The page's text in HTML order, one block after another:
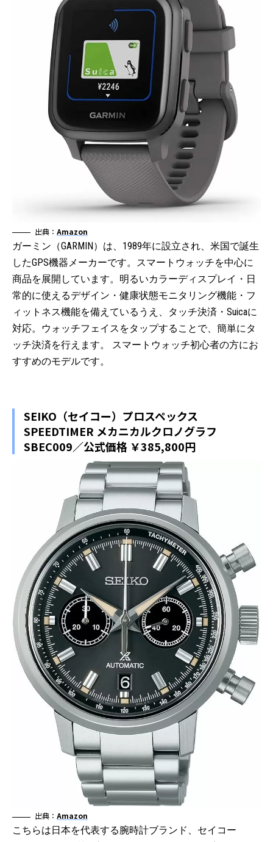
出典： Amazon
ガーミン（GARMIN）は、1989年に設立され、米国で誕生
したGPS機器メーカーです。スマートウォッチを中心に
商品を展開しています。明るいカラーディスプレイ・日
常的に使えるデザイン・健康状態モニタリング機能・フ
ィットネス機能を備えているうえ、タッチ決済・Suicaに
対応。ウォッチフェイスをタップすることで、簡単にタ
ッチ決済を行えます。 スマートウォッチ初心者の方にお
すすめのモデルです。
SEIKO（セイコー）プロスペックス
SPEEDTIMER メカニカルクロノグラフ
SBEC009／公式価格 ￥385,800円
出典： Amazon
こちらは日本を代表する腕時計ブランド、セイコー